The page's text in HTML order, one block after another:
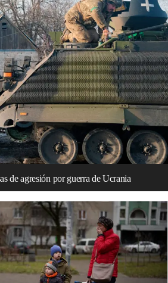
de agresión por guerra de Ucrania